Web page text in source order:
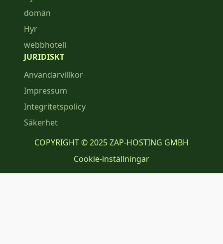
domän
Hyr
webbhotell
JURIDISKT
Användarvillkor
Impressum
Integritetspolicy
Säkerhet
COPYRIGHT © 2025 ZAP-HOSTING GMBH
Cookie-inställningar